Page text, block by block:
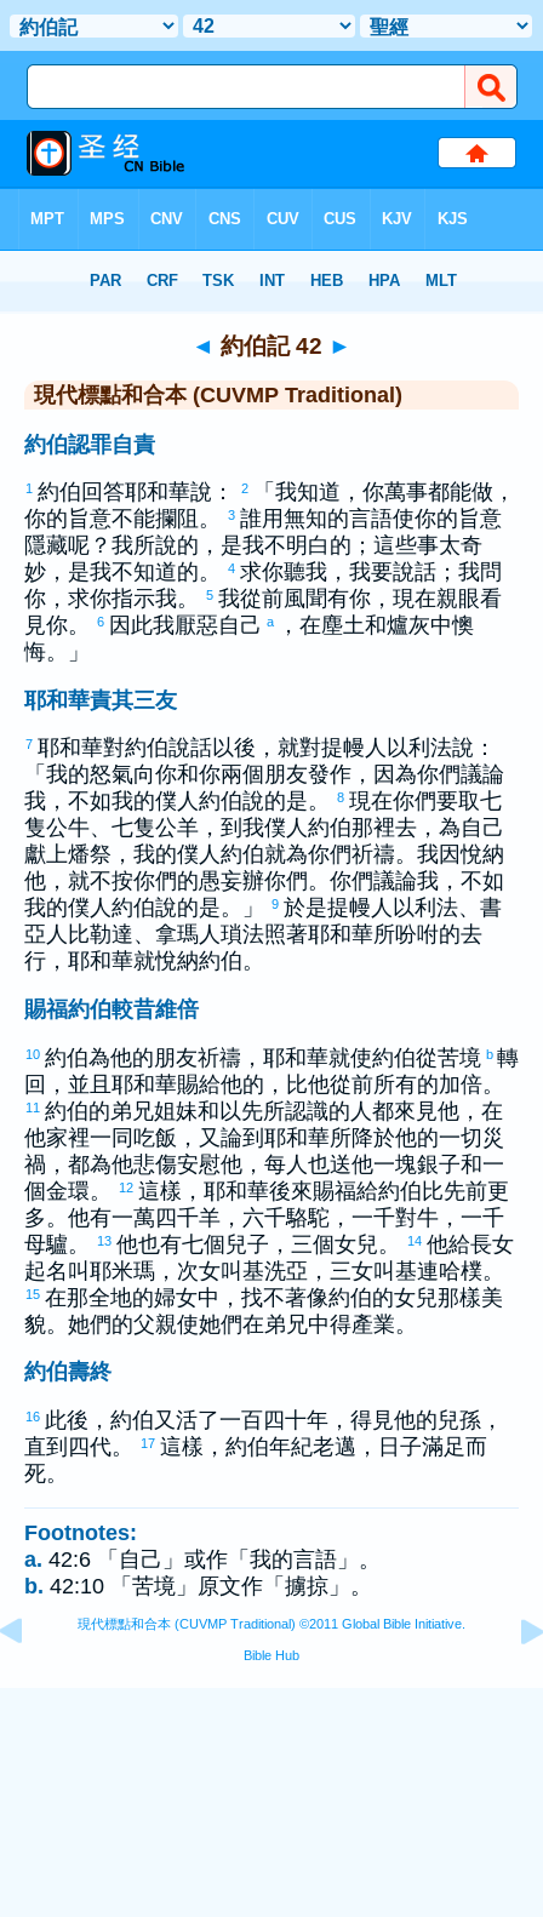
> 約伯記 42
◄ 約伯記 42 ►
現代標點和合本 (CUVMP Traditional)
約伯認罪自責
1 約伯 回答耶和華說： 2
「我知道，你萬事都能做，
你的旨意不能攔阻。
3 誰用無知的言語使你的旨意
隱藏呢？我所說的，是我不明白的；這些事太奇
妙，是我不知道的。
4 求你聽我，我要說話；我問
你，求你指示我。
5 我從前風聞有你，現在親眼看
見你。
6 因此我厭惡自己 a
，在塵土和爐灰中懊
悔。」
耶和華責其三友
7 耶和華對約伯說話以後，就對提幔 人 以利法說：
「我的怒氣向你和你兩個朋友發作，因為你們議論
我，不如我的僕人約伯說的是。 8 現在你們要取七
隻公牛、七隻公羊，到我僕人約伯那裡去，為自己
獻上燔祭，我的僕人約伯就為你們祈禱。我因悅納
他，就不按你們的愚妄辦你們。你們議論我，不如
我的僕人約伯說的是。」 9 於是提幔 人 以利法、 書
亞 人 比勒達、 拿瑪人瑣法照著耶和華所吩咐的去
行，耶和華就悅納約伯。
賜福約伯較昔維倍
10 約伯為他的朋友祈禱，耶和華就使約伯從苦境 b 轉
回，並且耶和華賜給他的，比他從前所有的加倍。
11 約伯的弟兄姐妹和以先所認識的人都來見他，在
他家裡一同吃飯，又論到耶和華所降於他的一切災
禍，都為他悲傷安慰他，每人也送他一塊銀子和一
個金環。
12 這樣，耶和華後來賜福給約伯 比先前更
多。他有一萬四千羊，六千駱駝，一千對牛，一千
母驢。
13 他也有七個兒子，三個女兒。 14 他給長女
起名叫 耶米瑪 ，次女叫 基洗亞 ，三女叫 基連哈樸。
15 在那全地的婦女中，找不著像約伯的女兒那樣美
貌。她們的父親使她們在弟兄中得產業。
約伯壽終
16 此後， 約伯又活了一百四十年，得見他的兒孫，
直到四代。
17 這樣， 約伯年紀老邁，日子滿足而
死。
Footnotes:
a. 42:6 「自己」或作「我的言語」。
b. 42:10 「苦境」原文作「擄掠」。
現代標點和合本 (CUVMP Traditional) ©2011 Global Bible Initiative.
Bible Hub